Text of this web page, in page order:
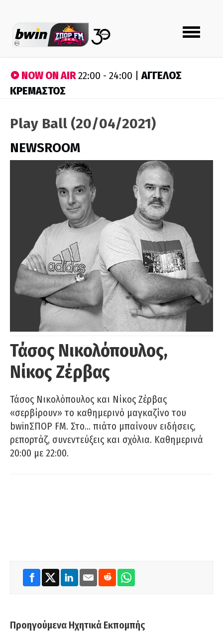
Toggle
navigation
NOW ON AIR22:00 - 24:00 |ΑΓΓΕΛΟΣ
ΚΡΕΜΑΣΤΟΣ
Play Ball (20/04/2021)
NEWSROOM
Τάσος Νικολόπουλος,
Νίκος Ζέρβας
Τάσος Νικολόπουλος και Νίκος Ζέρβας
«σερβίρουν» το καθημερινό μαγκαζίνο του
bwinΣΠΟΡ FM. Στο… πιάτο μπαίνουν ειδήσεις,
ρεπορτάζ, συνεντεύξεις και σχόλια. Καθημερινά
20:00 με 22:00.
Προηγούμενα Ηχητικά Εκπομπής